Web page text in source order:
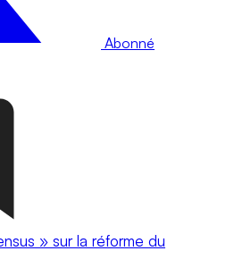
Abonné
» sur la réforme du